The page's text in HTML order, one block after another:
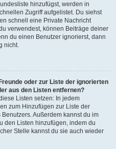
hinzufügst, werden in
Zugriff aufgelistet. Du siehst
schnell eine Private Nachricht
verwendest, können Beiträge deiner
du einen Benutzer ignorierst, dann
nicht.
oder zur Liste der ignorierten
aus den Listen entfernen?
Listen setzen: In jedem
zum Hinzufügen zur Liste der
Außerdem kannst du im
den Listen hinzufügen, indem du
Stelle kannst du sie auch wieder